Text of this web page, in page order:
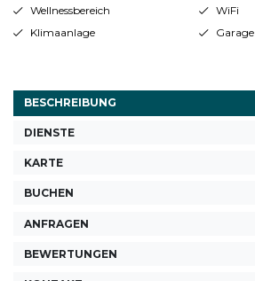
Wellnessbereich
WiFi
Klimaanlage
Garage
BESCHREIBUNG
DIENSTE
KARTE
BUCHEN
ANFRAGEN
BEWERTUNGEN